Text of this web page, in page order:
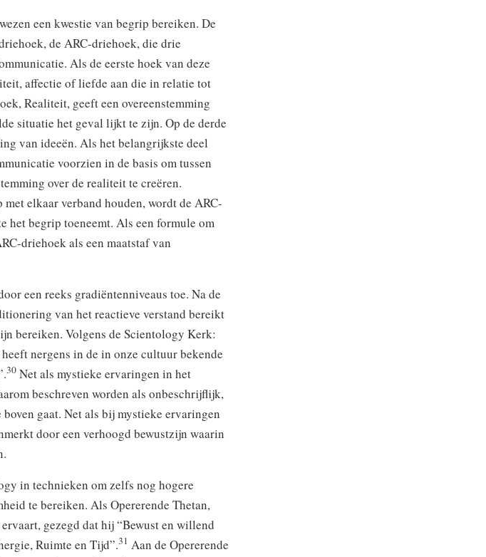
een kwestie van begrip bereiken. De
de ARC-driehoek, die drie
Als de eerste hoek van deze
affectie of liefde aan die in relatie tot
Realiteit, geeft een overeenstemming
situatie het geval lijkt te zijn. Op de derde
van ideeën. Als het belangrijkste deel
voorzien in de basis om tussen
over de realiteit te creëren.
elkaar verband houden, wordt de ARC-
het begrip toeneemt. Als een formule om
driehoek als een maatstaf van
een reeks gradiëntenniveaus toe. Na de
van het reactieve verstand bereikt
bereiken. Volgens de Scientology Kerk:
nergens in de in onze cultuur bekende
30Net als mystieke ervaringen in het
beschreven worden als onbeschrijflijk,
gaat. Net als bij mystieke ervaringen
door een verhoogd bewustzijn waarin
in technieken om zelfs nog hogere
te bereiken. Als Opererende Thetan,
gezegd dat hij “Bewust en willend
Ruimte en Tijd”.31 Aan de Opererende